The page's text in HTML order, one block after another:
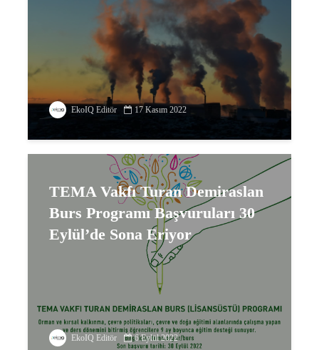
EkoIQ Editör 17 Kasım 2022
TEMA Vakfı Turan Demiraslan
Burs Programı Başvuruları 30
Eylül’de Sona Eriyor
EkoIQ Editör 6 Eylül 2022